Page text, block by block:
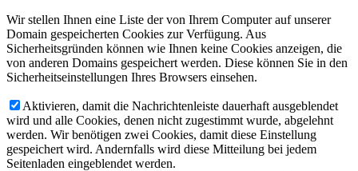
Wir stellen Ihnen eine Liste der von Ihrem Computer auf unserer
Domain gespeicherten Cookies zur Verfügung. Aus
Sicherheitsgründen können wie Ihnen keine Cookies anzeigen, die
von anderen Domains gespeichert werden. Diese können Sie in den
Sicherheitseinstellungen Ihres Browsers einsehen.
Aktivieren, damit die Nachrichtenleiste dauerhaft ausgeblendet
wird und alle Cookies, denen nicht zugestimmt wurde, abgelehnt
werden. Wir benötigen zwei Cookies, damit diese Einstellung
gespeichert wird. Andernfalls wird diese Mitteilung bei jedem
Seitenladen eingeblendet werden.